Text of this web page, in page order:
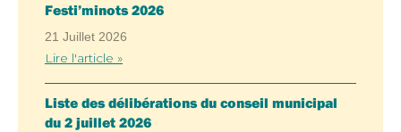
Festi’minots 2026
21 Juillet 2026
Lire l'article »
Liste des délibérations du conseil municipal
du 2 juillet 2026